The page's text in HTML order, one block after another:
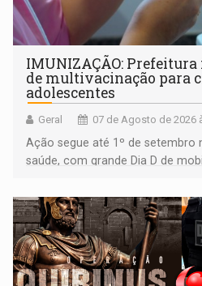
IMUNIZAÇÃO:
de multivacinação para
adolescentes
Geral 07 de Agosto de 2026
Ação segue até 1º de setembro
saúde, com grande Dia D de